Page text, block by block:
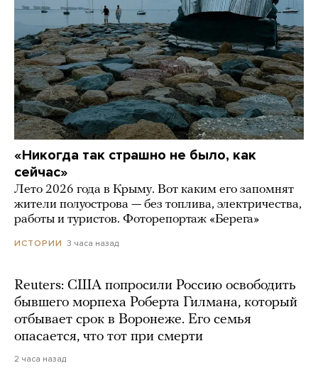
«Никогда так страшно не было, как
сейчас»
Лето 2026 года в Крыму. Вот каким его запомнят
жители полуострова — без топлива, электричества,
работы и туристов. Фоторепортаж «Берега»
ИСТОРИИ 3 часа назад
Reuters: США попросили Россию освободить
бывшего морпеха Роберта Гилмана, который
отбывает срок в Воронеже. Его семья
опасается, что тот при смерти
2 часа назад